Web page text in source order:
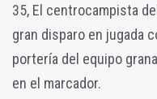
35, El centrocampista
gran disparo en jugada
portería del equipo
en el marcador.